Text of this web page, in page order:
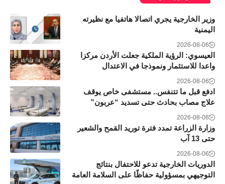
وزير الخارجية يجري اتصالا هاتفيا مع نظيرته
اليمنية
2026-08-06
العيسوي: الرؤية الملكية جعلت الأردن مركزا
واعدا للاستثمار ونموذجا في الاعتدال
2026-08-06
ادفع قبل ما تتنفس.. مستشفى خاص يوقف
علاج مصاب بحادث حتى تسديد “عربون”
2026-08-06
وزارة الزراعة تمدد فترة توريد القمح والشعير
حتى 13 آب
2026-08-06
الدوريات الخارجية تدعو للاحتفال بنتائج
التوجيهي بمسؤولية حفاظًا على السلامة العامة